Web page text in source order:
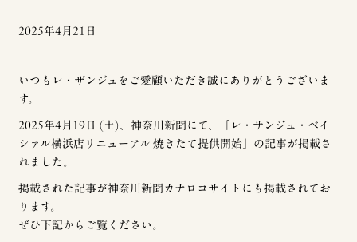
2025年4月21日
いつもレ・ザンジュをご愛顧いただき誠にありがとうございま
す。
2025年4月19日 (土)、神奈川新聞にて、「レ・サンジュ・ベイ
シァル横浜店リニューアル 焼きたて提供開始」の記事が掲載さ
れました。
掲載された記事が神奈川新聞カナロコサイトにも掲載されてお
ります。
ぜひ下記からご覧ください。